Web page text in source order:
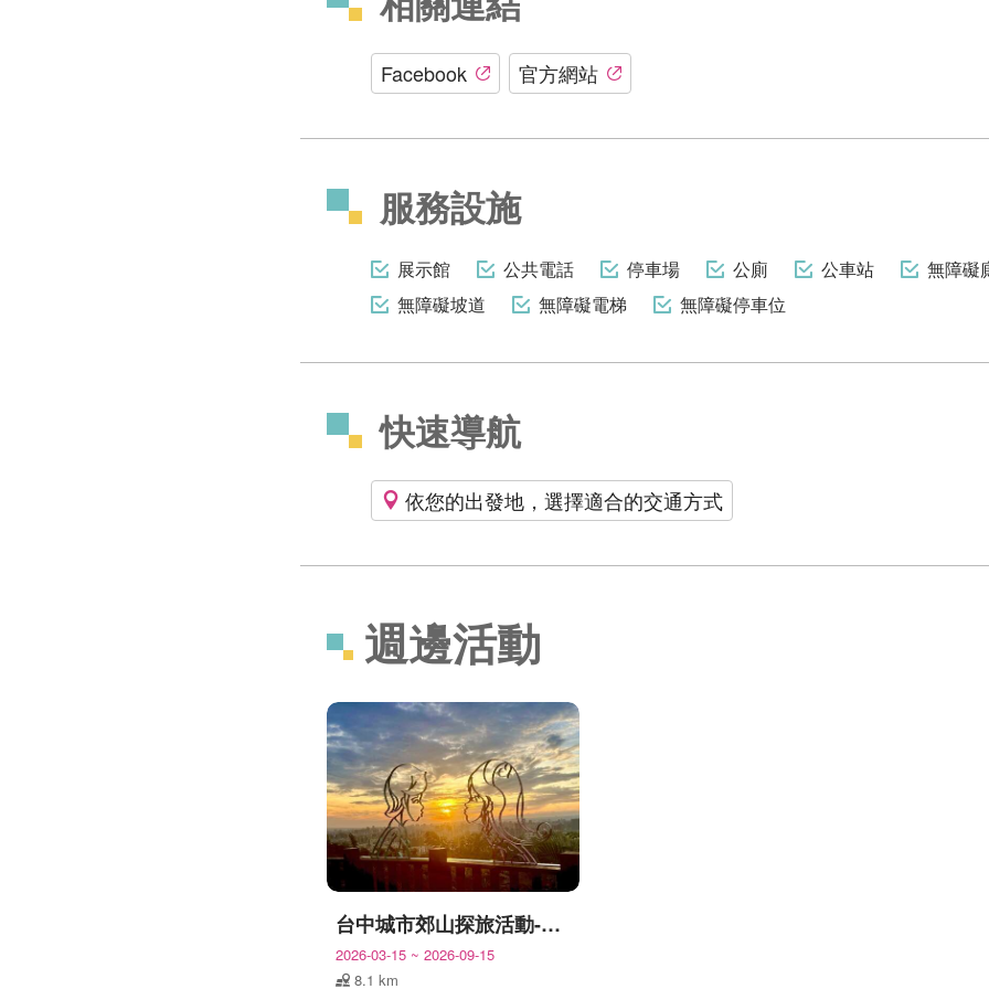
Facebook 官方網站
服務設施
展示館 公共電話 停車場 公廁 公車站
無障礙
無障礙坡道
無障礙電梯 無障礙停車位
快速導航
依您的出發地，選擇適合的交通方式
週邊活動
台中城市郊山探旅活動-我是登山王
2026-03-15 ~ 2026-09-15
8.1 km